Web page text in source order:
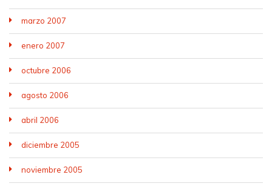
marzo 2007
enero 2007
octubre 2006
agosto 2006
abril 2006
diciembre 2005
noviembre 2005